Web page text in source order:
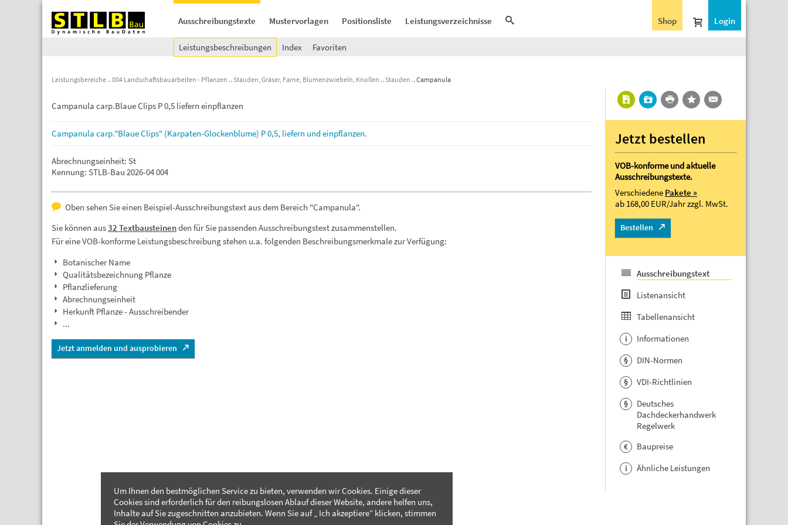
Ausschreibungstexte Mustervorlagen Positionsliste Leistungsverzeichnisse Login
Shop
Leistungsbeschreibungen Index Favoriten
Leistungsbereiche 004 Landschaftsbauarbeiten - Pflanzen Stauden, Gräser, Farne, Blumenzwiebeln, Knollen Stauden Campanula
Campanula carp.Blaue Clips P 0,5 liefern einpflanzen
Campanula carp."BlaueClips" (Karpaten-Glockenblume) P0,5, liefern undeinpflanzen.
Abrechnungseinheit: St
Kennung: STLB-Bau 2026-04 004
Oben sehen Sie einen Beispiel-Ausschreibungstext aus dem Bereich "Campanula".
Sie können aus32 Textbausteinenden für Sie passenden Ausschreibungstext zusammenstellen.
Für eine VOB-konforme Leistungsbeschreibung stehen u.a. folgenden Beschreibungsmerkmale zur Verfügung:
Botanischer Name
Qualitätsbezeichnung Pflanze
Pflanzlieferung
Abrechnungseinheit
Herkunft Pflanze - Ausschreibender
...
Jetzt anmelden und ausprobieren
Jetzt bestellen
VOB-konforme und aktuelle
Ausschreibungstexte.
Verschiedene Pakete »
ab 168,00 EUR/Jahrzzgl. MwSt.
Bestellen
Ausschreibungstext
Listenansicht
Tabellenansicht
i Informationen
§ DIN-Normen
§ VDI-Richtlinien
§
Deutsches
Dachdeckerhandwerk
Regelwerk
€ Baupreise
i Ähnliche Leistungen
Um Ihnen den bestmöglichen Service zu bieten, verwenden wir Cookies. Einige dieser
Cookies sind erforderlich für den reibungslosen Ablauf dieser Website, andere helfen uns,
Inhalte auf Sie zugeschnitten anzubieten. Wenn Sie auf „ Ich akzeptiere“ klicken, stimmen